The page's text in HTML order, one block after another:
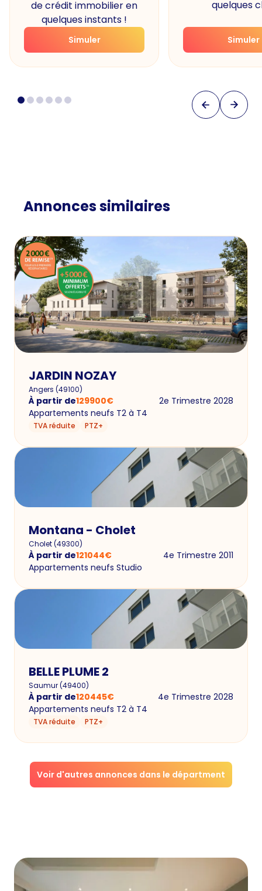
de crédit immobilier en
quelques instants !
Simuler
quelques
Simuler
Annonces similaires
JARDIN NOZAY
Angers (49100)
À partir de129900€
2e Trimestre 2028
Appartements neufs T2 à T4
TVA réduite PTZ+
Montana - Cholet
Cholet(49300)
À partir de121044€
4e Trimestre 2011
Appartements neufs Studio
BELLE PLUME 2
Saumur(49400)
À partir de120445€
4e Trimestre 2028
Appartements neufs T2 à T4
TVA réduite PTZ+
Voir d'autres annonces dans le départment